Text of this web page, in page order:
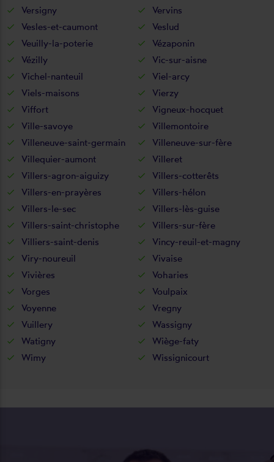
Versigny
Vervins
Vesles-et-caumont
Veslud
Veuilly-la-poterie
Vézaponin
Vézilly
Vic-sur-aisne
Vichel-nanteuil
Viel-arcy
Viels-maisons
Vierzy
Viffort
Vigneux-hocquet
Ville-savoye
Villemontoire
Villeneuve-saint-germain
Villeneuve-sur-fère
Villequier-aumont
Villeret
Villers-agron-aiguizy
Villers-cotterêts
Villers-en-prayères
Villers-hélon
Villers-le-sec
Villers-lès-guise
Villers-saint-christophe
Villers-sur-fère
Villiers-saint-denis
Vincy-reuil-et-magny
Viry-noureuil
Vivaise
Vivières
Voharies
Vorges
Voulpaix
Voyenne
Vregny
Vuillery
Wassigny
Watigny
Wiège-faty
Wimy
Wissignicourt